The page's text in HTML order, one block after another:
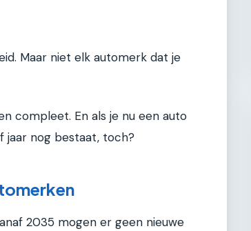
Maar niet elk automerk dat je
compleet. En als je nu een auto
jaar nog bestaat, toch?
2035 mogen er geen nieuwe